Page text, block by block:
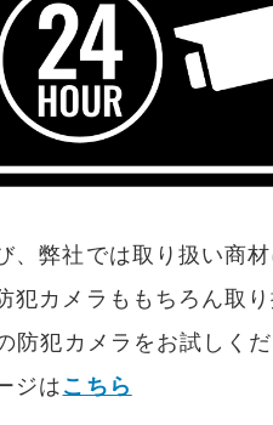
、弊社では取り扱い商
犯カメラももちろん取
防犯カメラをお試しく
ジはこちら